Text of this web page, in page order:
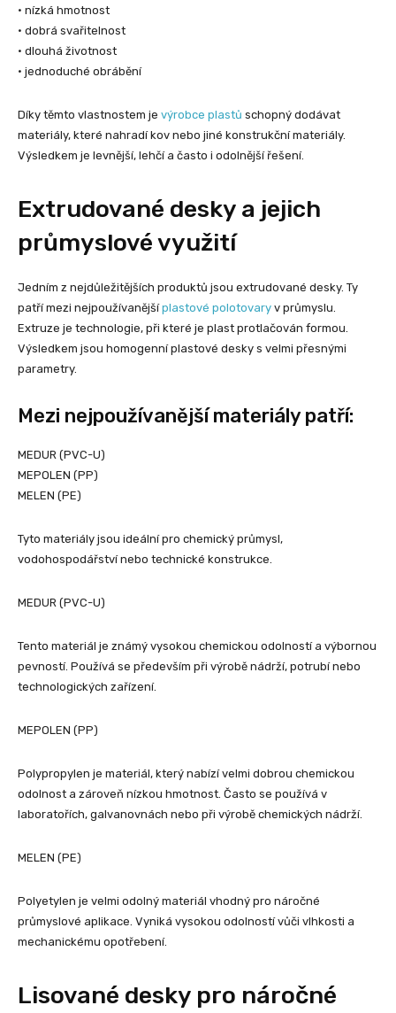
• nízká hmotnost
• dobrá svařitelnost
• dlouhá životnost
• jednoduché obrábění
Díky těmto vlastnostem je výrobce plastů schopný dodávat
materiály, které nahradí kov nebo jiné konstrukční materiály.
Výsledkem je levnější, lehčí a často i odolnější řešení.
Extrudované desky a jejich
průmyslové využití
Jedním z nejdůležitějších produktů jsou extrudované desky. Ty
patří mezi nejpoužívanějšíplastové polotovary v průmyslu.
Extruze je technologie, při které je plast protlačován formou.
Výsledkem jsou homogenní plastové desky s velmi přesnými
parametry.
Mezi nejpoužívanější materiály patří:
MEDUR (PVC-U)
MEPOLEN (PP)
MELEN (PE)
Tyto materiály jsou ideální pro chemický průmysl,
vodohospodářství nebo technické konstrukce.
MEDUR (PVC-U)
Tento materiál je známý vysokou chemickou odolností a výbornou
pevností. Používá se především při výrobě nádrží, potrubí nebo
technologických zařízení.
MEPOLEN (PP)
Polypropylen je materiál, který nabízí velmi dobrou chemickou
odolnost a zároveň nízkou hmotnost. Často se používá v
laboratořích, galvanovnách nebo při výrobě chemických nádrží.
MELEN (PE)
Polyetylen je velmi odolný materiál vhodný pro náročné
průmyslové aplikace. Vyniká vysokou odolností vůči vlhkosti a
mechanickému opotřebení.
Lisované desky pro náročné